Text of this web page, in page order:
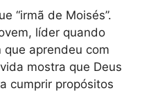
“irmã de Moisés”.
líder quando
aprendeu com
mostra que Deus
cumprir propósitos